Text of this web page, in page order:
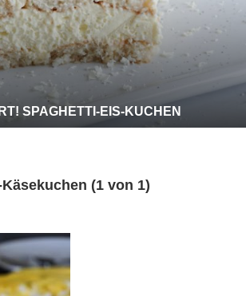
SPAGHETTI-EIS-KUCHEN
(1 von 1)